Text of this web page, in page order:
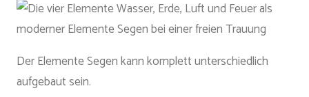
Der Elemente Segen kann komplett unterschiedlich
aufgebaut sein.